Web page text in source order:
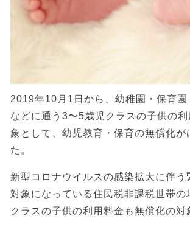
2019年10月1日から、幼稚園・保育園
などに通う3〜5歳児クラスの子供の
象として、幼児教育・保育の無償化が
た。
新型コロナウイルスの感染拡大に伴う
対象になっている住民税非課税世帯の
クラスの子供の利用料金も無償化の対